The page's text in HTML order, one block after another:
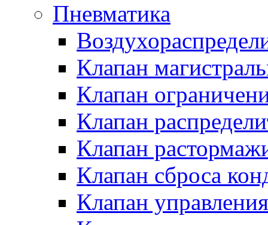
Пневматика
Клапан
Клапан
Клапан
Клапан
Клапан сброса
Клапан управления